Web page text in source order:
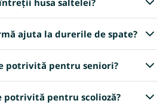
husa saltelei?
ajuta la durerile de spate?
potrivită pentru seniori?
potrivită pentru scolioză?